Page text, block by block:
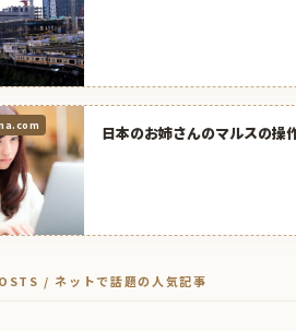
日本のお姉さんのマルスの操
/ ネットで話題の人気記事